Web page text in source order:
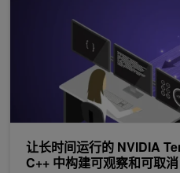
让长时间运行的 NVIDIA
C++ 中构建可观察和可取消